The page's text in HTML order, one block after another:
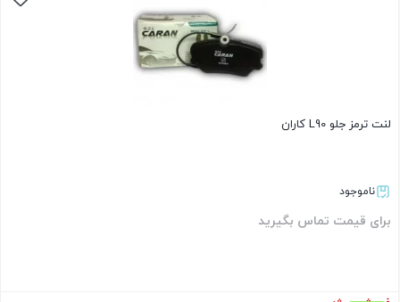
لنت ترمز جلو L90 کاران
ناموجود
برای قیمت تماس بگیرید